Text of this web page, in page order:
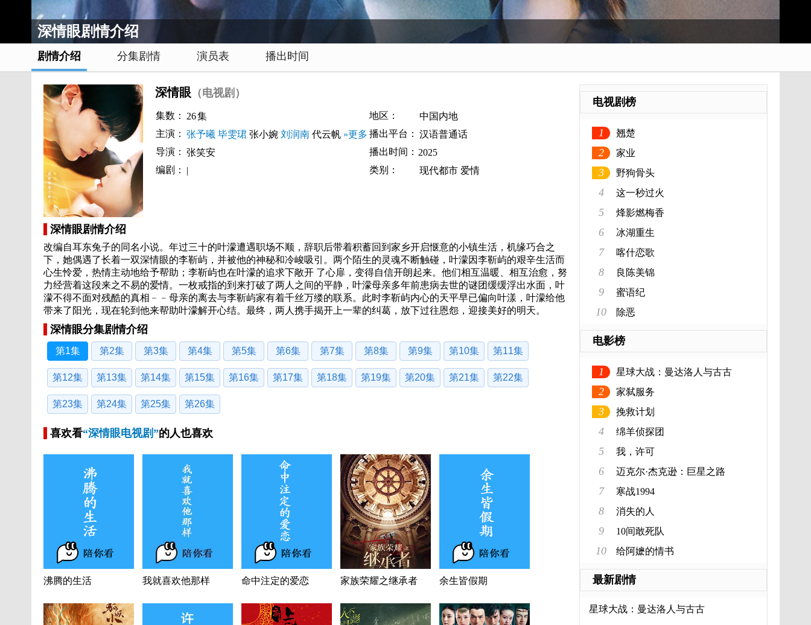
深情眼剧情介绍
剧情介绍 分集剧情 演员表 播出时间
深情眼 （电视剧）
集数： 26集 地区：
中国内地
主演： 张予曦 毕雯珺 张小婉 刘润南 代云帆 »更多 播出平台： 汉语普通话
导演： 张笑安 播出时间： 2025
编剧：
| 类别： 现代都市 爱情
深情眼剧情介绍
改编自耳东兔子的同名小说。年过三十的叶濛遭遇职场不顺，辞职后带着积蓄回到家乡开启惬意的小镇生活，机缘巧合之
下，她偶遇了长着一双深情眼的李靳屿，并被他的神秘和冷峻吸引。两个陌生的灵魂不断触碰，叶濛因李靳屿的艰辛生活而
心生怜爱，热情主动地给予帮助；李靳屿也在叶濛的追求下敞开 了心扉，变得自信开朗起来。他们相互温暖、相互治愈，努
力经营着这段来之不易的爱情。一枚戒指的到来打破了两人之间的平静，叶濛母亲多年前患病去世的谜团缓缓浮出水面，叶
濛不得不面对残酷的真相﹣﹣母亲的离去与李靳屿家有着千丝万缕的联系。此时李靳屿内心的天平早已偏向叶漾，叶濛给他
带来了阳光，现在轮到他来帮助叶濛解开心结。最终，两人携手揭开上一辈的纠葛，放下过往恩怨，迎接美好的明天。
深情眼分集剧情介绍
第1集 第2集 第3集 第4集 第5集 第6集 第7集 第8集 第9集 第10集 第11集
第12集 第13集 第14集 第15集 第16集 第17集 第18集 第19集 第20集 第21集 第22集
第23集 第24集 第25集 第26集
喜欢看“深情眼电视剧”的人也喜欢
沸腾的生活 我就喜欢他那样 命中注定的爱恋 家族荣耀之继承者 余生皆假期
电视剧榜
1 翘楚
2 家业
3 野狗骨头
4 这一秒过火
5 烽影燃梅香
6 冰湖重生
7 喀什恋歌
8 良陈美锦
9 蜜语纪
10 除恶
电影榜
1 星球大战：曼达洛人与古古
2 家弑服务
3 挽救计划
4 绵羊侦探团
5 我，许可
6 迈克尔·杰克逊：巨星之路
7 寒战1994
8 消失的人
9 10间敢死队
10 给阿嬷的情书
最新剧情
星球大战：曼达洛人与古古